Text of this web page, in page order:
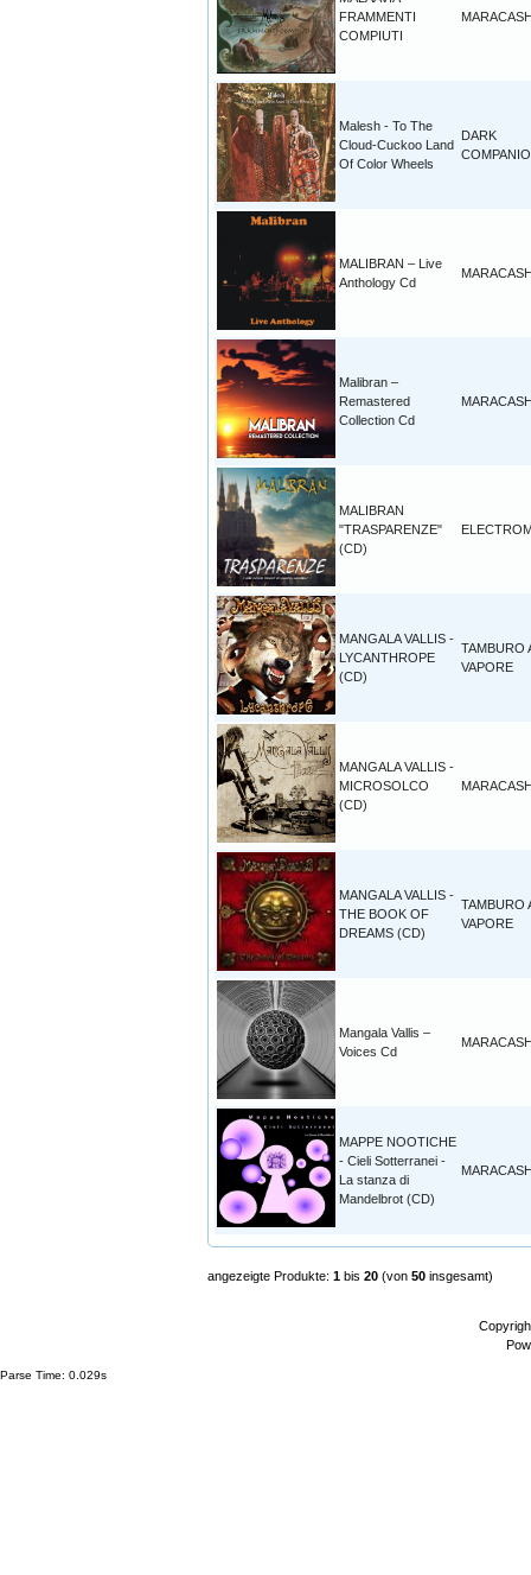
FRAMMENTI
COMPIUTI
Malesh - To The
Cloud-Cuckoo Land
Of Color Wheels
DARK
MALIBRAN – Live
Anthology Cd
Malibran –
Remastered
Collection Cd
MALIBRAN
"TRASPARENZE"
(CD)
MANGALA VALLIS -
LYCANTHROPE
(CD)
TAMBURO
VAPORE
MANGALA VALLIS -
MICROSOLCO
(CD)
MANGALA VALLIS -
THE BOOK OF
DREAMS (CD)
TAMBURO
VAPORE
Mangala Vallis –
Voices Cd
MAPPE NOOTICHE
- Cieli Sotterranei -
La stanza di
Mandelbrot (CD)
angezeigte Produkte: 1 bis 20 (von 50 insgesamt)
Parse Time: 0.029s